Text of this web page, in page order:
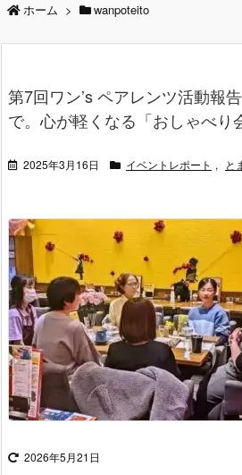
ホーム > wanpoteito
第7回ワン’s ペアレンツ活動報
で。心が軽くなる「おしゃべり
2025年3月16日 イベントレポート , と
2026年5月21日